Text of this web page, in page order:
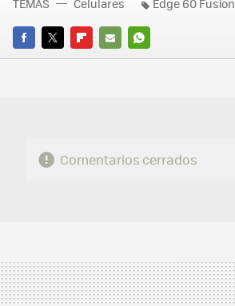
FACEBOOK
TWITTERFLIPBOARD
E-
WHATSAPP
TEMAS Celulares Edge 60 Fusion
Comentarios cerrados